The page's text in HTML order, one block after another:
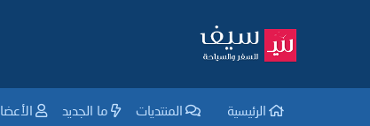
الرئيسية المنتديات ما الجديد